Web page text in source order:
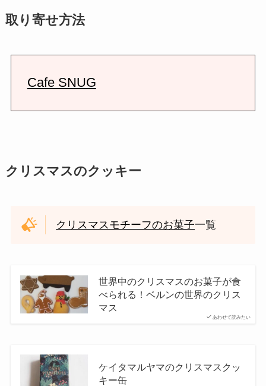
取り寄せ方法
Cafe SNUG
クリスマスのクッキー
クリスマスモチーフのお菓子一覧
あわせて読みたい
世界中のクリスマスのお菓子が食
べられる！ベルンの世界のクリス
マス
ケイタマルヤマのクリスマスクッ
キー缶